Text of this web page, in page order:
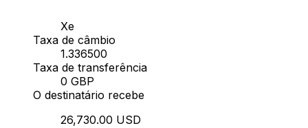
Xe
Taxa de câmbio
1.336500
Taxa de transferência
0 GBP
O destinatário recebe
26,730.00 USD